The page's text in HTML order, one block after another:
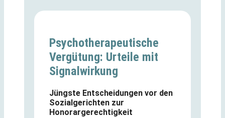
Psychotherapeutische
Vergütung: Urteile mit
Signalwirkung
Jüngste Entscheidungen vor den
Sozialgerichten zur
Honorargerechtigkeit